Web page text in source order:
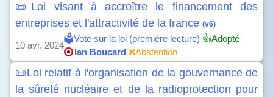
📜Loi visant à accroître le financement des
entreprises et l'attractivité de la france (v6)
10 avr. 2024
🗳️Vote sur la loi (première lecture) 👍Adopté
Ian Boucard ❌Abstention
📜Loi relatif à l'organisation de la gouvernance de
la sûreté nucléaire et de la radioprotection pour